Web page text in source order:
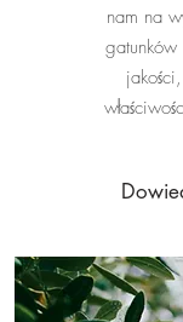
nam na